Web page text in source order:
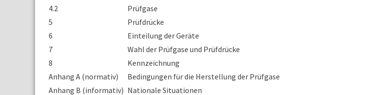
4.2
Prüfgase
5
Prüfdrücke
6
Einteilung der Geräte
7
Wahl der Prüfgase und Prüfdrücke
8
Kennzeichnung
Anhang A (normativ)
Bedingungen für die Herstellung der Prüfgase
Anhang B (informativ) Nationale Situationen